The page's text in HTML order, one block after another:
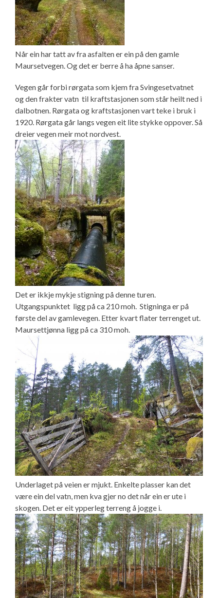
Når ein har tatt av fra asfalten er ein på den gamle
Maursetvegen. Og det er berre å ha åpne sanser.
Vegen går forbi rørgata som kjem fra Svingesetvatnet
og den frakter vatn til kraftstasjonen som står heilt ned i
dalbotnen. Rørgata og kraftstasjonen vart teke i bruk i
1920. Rørgata går langs vegen eit lite stykke oppover. Så
dreier vegen meir mot nordvest.
Det er ikkje mykje stigning på denne turen.
Utgangspunktet ligg på ca 210 moh. Stigninga er på
første del av gamlevegen. Etter kvart flater terrenget ut.
Maursettjønna ligg på ca 310 moh.
Underlaget på veien er mjukt. Enkelte plasser kan det
være ein del vatn, men kva gjer no det når ein er ute i
skogen. Det er eit ypperleg terreng å jogge i.